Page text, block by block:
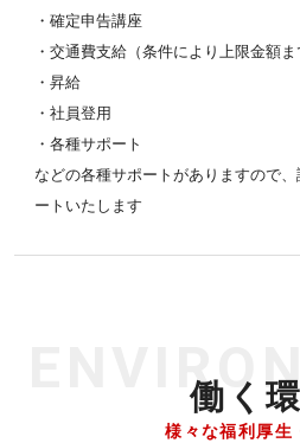
・確定申告講座
・交通費支給（条件により上限金額ま
・昇給
・社員登用
・各種サポート
などの各種サポートがありますので
ートいたします
働く
様々な福利厚生